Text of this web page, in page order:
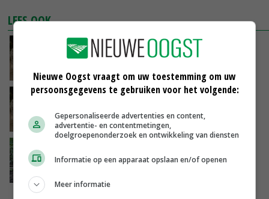
LEES OOK
Regeling dassenschade aangepast
Dassenovereenkomsten wijzigen in 2016
22-12-2015
Nieuwe Oogst vraagt om uw toestemming om uw
persoonsgegevens te gebruiken voor het volgende:
Gepersonaliseerde advertenties en content,
advertentie- en contentmetingen,
doelgroepenonderzoek en ontwikkeling van diensten
Informatie op een apparaat opslaan en/of openen
Meer informatie